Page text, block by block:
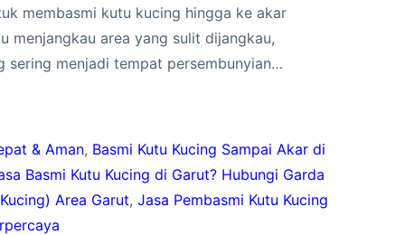
membasmi kutu kucing hingga ke akar
menjangkau area yang sulit dijangkau,
sering menjadi tempat persembunyian…
& Aman, Basmi Kutu Kucing Sampai Akar di
Basmi Kutu Kucing di Garut? Hubungi Garda
Area Garut, Jasa Pembasmi Kutu Kucing